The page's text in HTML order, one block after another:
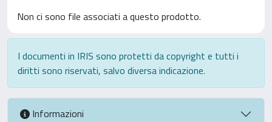
Non ci sono file associati a questo prodotto.
I documenti in IRIS sono protetti da copyright e tutti i
diritti sono riservati, salvo diversa indicazione.
Informazioni